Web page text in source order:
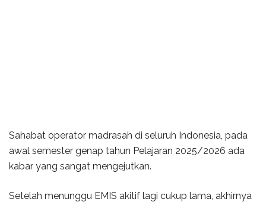
Sahabat operator madrasah di seluruh Indonesia, pada
awal semester genap tahun Pelajaran 2025/2026 ada
kabar yang sangat mengejutkan.
Setelah menunggu EMIS akitif lagi cukup lama, akhirnya